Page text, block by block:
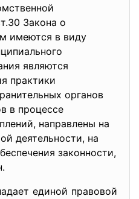
Закона о
имеются в виду
являются
практики
органов
в процессе
направлены на
деятельности, на
законности,
единой правовой